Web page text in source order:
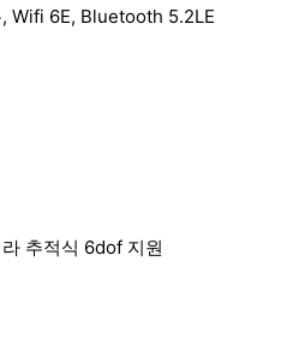
Wifi 6E, Bluetooth 5.2LE
추적식 6dof 지원